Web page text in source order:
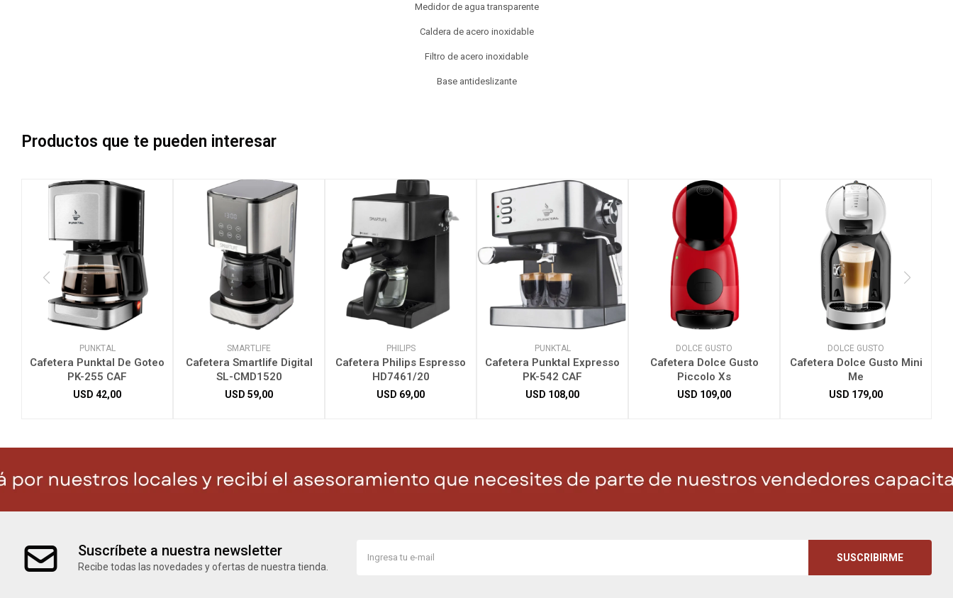
Medidor de agua transparente
Caldera de acero inoxidable
Filtro de acero inoxidable
Base antideslizante
Productos que te pueden interesar
PUNKTAL
Cafetera Punktal De Goteo
PK-255 CAF
USD 42,00
SMARTLIFE
Cafetera Smartlife Digital
SL-CMD1520
USD 59,00
PHILIPS
Cafetera Philips Espresso
HD7461/20
USD 69,00
PUNKTAL
Cafetera Punktal Expresso
PK-542 CAF
USD 108,00
DOLCE GUSTO
Cafetera Dolce Gusto
Piccolo Xs
USD 109,00
DOLCE GUSTO
Cafetera Dolce Gusto Mini
Me
USD 179,00
Suscríbete a nuestra newsletter
Recibe todas las novedades y ofertas de nuestra tienda.
SUSCRIBIRME